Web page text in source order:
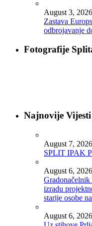
August 3, 2026
Zastava
odbrojavanje
Fotografije
Najnovije Vijesti
August 7, 2026
SPLIT IPAK
August 6, 2026
Gradonačelnik
izradu
starije osobe
August 6, 2026